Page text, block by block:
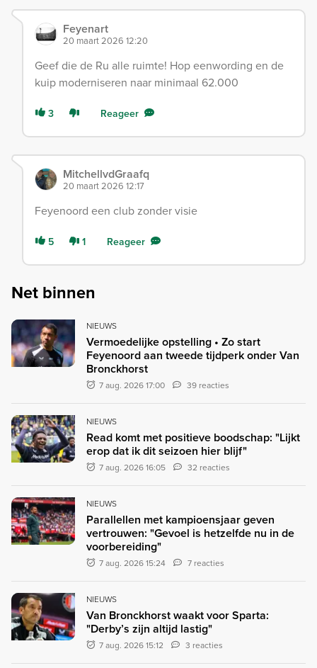
Feyenart
20 maart 2026 12:20
Geef die de Ru alle ruimte! Hop eenwording en de
kuip moderniseren naar minimaal 62.000
3 Reageer
MitchellvdGraafq
20 maart 2026 12:17
Feyenoord een club zonder visie
5 1 Reageer
Net binnen
NIEUWS
Vermoedelijke opstelling • Zo start
Feyenoord aan tweede tijdperk onder Van
Bronckhorst
7 aug. 2026 17:00 39 reacties
NIEUWS
Read komt met positieve boodschap: "Lijkt
erop dat ik dit seizoen hier blijf"
7 aug. 2026 16:05 32 reacties
NIEUWS
Parallellen met kampioensjaar geven
vertrouwen: "Gevoel is hetzelfde nu in de
voorbereiding"
7 aug. 2026 15:24 7 reacties
NIEUWS
Van Bronckhorst waakt voor Sparta:
"Derby’s zijn altijd lastig"
7 aug. 2026 15:12 3 reacties